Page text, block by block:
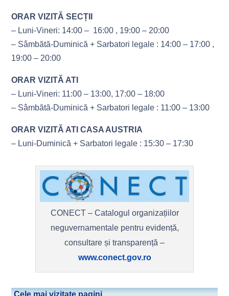
ORAR VIZITĂ SECȚII
– Luni-Vineri: 14:00 – 16:00 , 19:00 – 20:00
– Sâmbătă-Duminică + Sarbatori legale : 14:00 – 17:00 ,
19:00 – 20:00
ORAR VIZITĂ ATI
– Luni-Vineri: 11:00 – 13:00, 17:00 – 18:00
– Sâmbătă-Duminică + Sarbatori legale : 11:00 – 13:00
ORAR VIZITĂ ATI CASA AUSTRIA
– Luni-Duminică + Sarbatori legale : 15:30 – 17:30
CONECT – Catalogul organizațiilor
neguvernamentale pentru evidență,
consultare și transparență –
www.conect.gov.ro